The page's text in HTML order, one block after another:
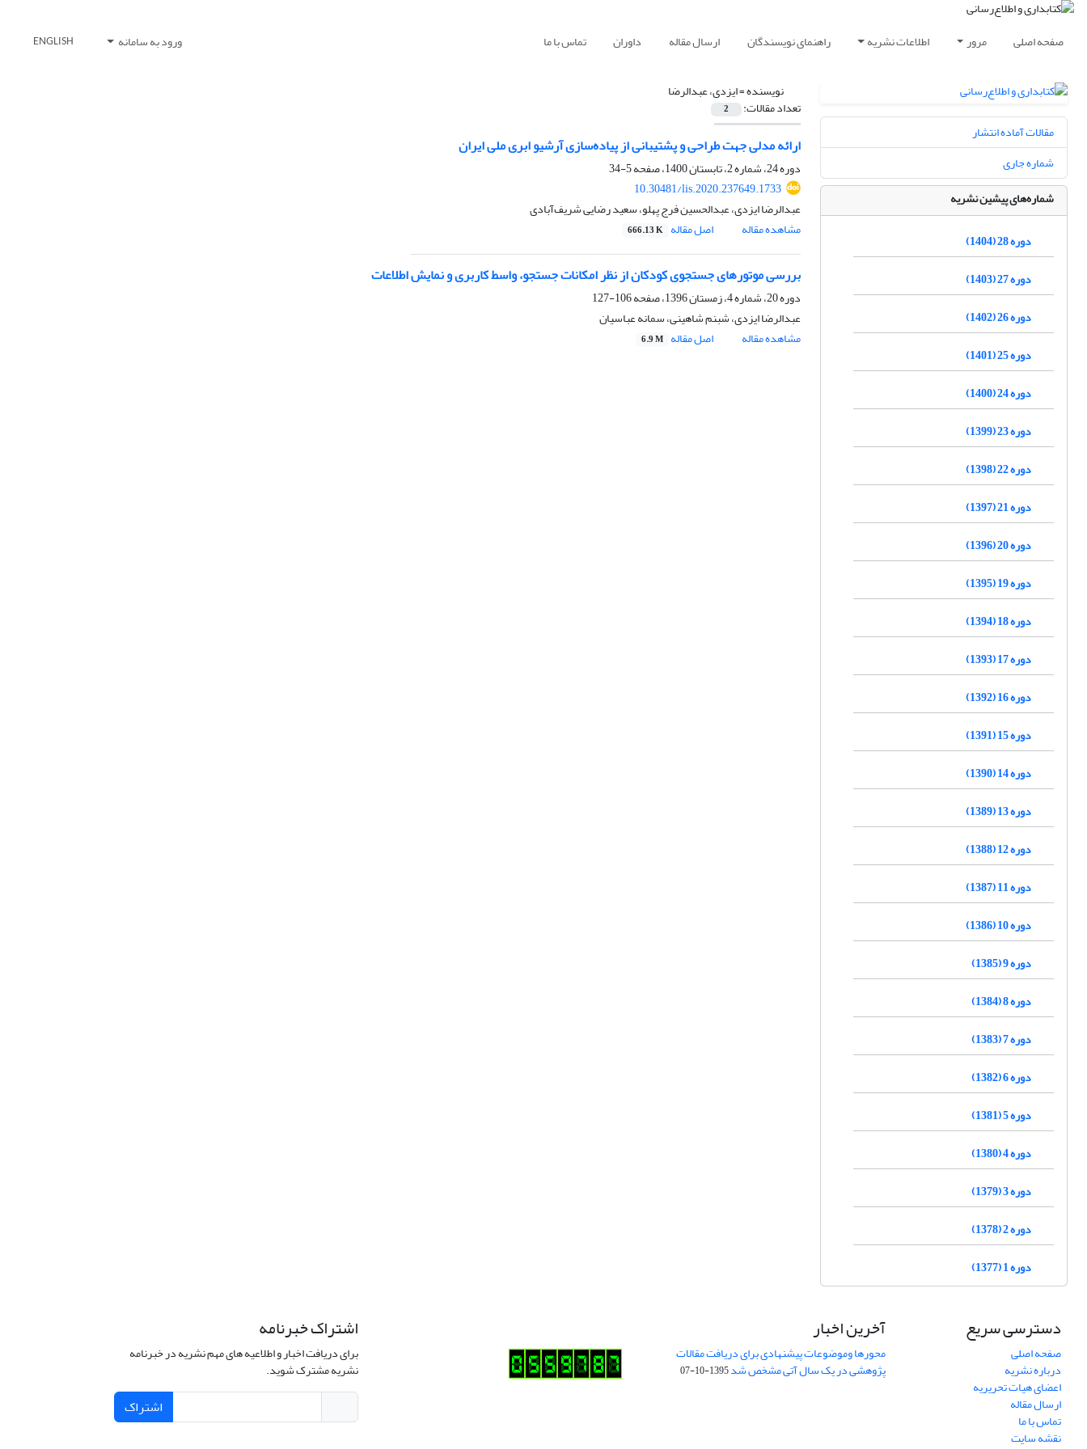
صفحه اصلی مرور اطلاعات نشریه راهنمای نویسندگان ارسال مقاله داوران تماس با ما ورود به سامانه ENGLISH
نویسنده =ایزدی، عبدالرضا
تعداد مقالات: 2
ارائه مدلی جهت طراحی و پشتیبانی از پیاده‌سازی آرشیو ابری ملی ایران
دوره 24، شماره 2، تابستان 1400، صفحه
5-34
10.30481/lis.2020.237649.1733
عبدالرضا ایزدی، عبدالحسین فرج پهلو، سعید رضایی شریف‌آبادی
مشاهده مقاله
اصل مقاله 666.13 K
بررسی موتورهای جستجوی کودکان از نظر امکانات جستجو، واسط کاربری و نمایش اطلاعات
دوره 20، شماره 4، زمستان 1396، صفحه
106-127
عبدالرضا ایزدی، شبنم شاهینی، سمانه عباسیان
مشاهده مقاله
اصل مقاله 6.9 M
مقالات آماده انتشار
شماره جاری
شماره‌های پیشین نشریه
دوره 28 (1404)
دوره 27 (1403)
دوره 26 (1402)
دوره 25 (1401)
دوره 24 (1400)
دوره 23 (1399)
دوره 22 (1398)
دوره 21 (1397)
دوره 20 (1396)
دوره 19 (1395)
دوره 18 (1394)
دوره 17 (1393)
دوره 16 (1392)
دوره 15 (1391)
دوره 14 (1390)
دوره 13 (1389)
دوره 12 (1388)
دوره 11 (1387)
دوره 10 (1386)
دوره 9 (1385)
دوره 8 (1384)
دوره 7 (1383)
دوره 6 (1382)
دوره 5 (1381)
دوره 4 (1380)
دوره 3 (1379)
دوره 2 (1378)
دوره 1 (1377)
دسترسی سریع
صفحه اصلی
درباره نشریه
اعضای هیات تحریریه
ارسال مقاله
تماس با ما
نقشه سایت
آخرین اخبار
محورها وموضوعات پیشنهادی برای دریافت مقالات
پژوهشی در یک سال آتی مشخص شد1395-10-07
اشتراک خبرنامه
برای دریافت اخبار و اطلاعیه های مهم نشریه در خبرنامه
نشریه مشترک شوید.
اشتراک